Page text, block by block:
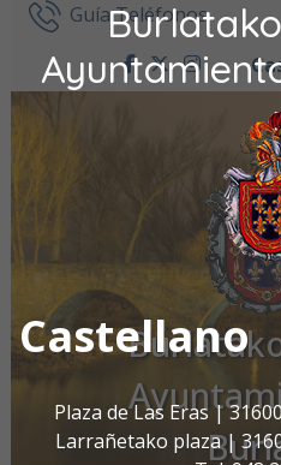
Castellano
Plaza de Las Eras |
Larrañetako plaza |
Ir al contenidoGuía Teléfonos
facebook
twitter